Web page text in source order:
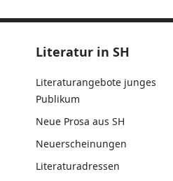
Literatur in SH
Literaturangebote junges
Publikum
Neue Prosa aus SH
Neuerscheinungen
Literaturadressen